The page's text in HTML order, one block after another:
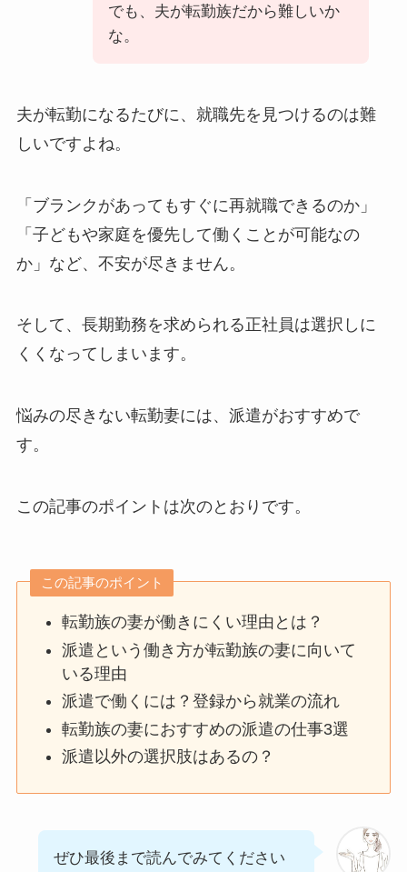
でも、夫が転勤族だから難しいか
な。
夫が転勤になるたびに、就職先を見つけるのは難
しいですよね。
「ブランクがあってもすぐに再就職できるのか」
「子どもや家庭を優先して働くことが可能なの
か」など、不安が尽きません。
そして、長期勤務を求められる正社員は選択しに
くくなってしまいます。
悩みの尽きない転勤妻には、派遣がおすすめで
す。
この記事のポイントは次のとおりです。
この記事のポイント
転勤族の妻が働きにくい理由とは？
派遣という働き方が転勤族の妻に向いて
いる理由
派遣で働くには？登録から就業の流れ
転勤族の妻におすすめの派遣の仕事3選
派遣以外の選択肢はあるの？
ぜひ最後まで読んでみてください